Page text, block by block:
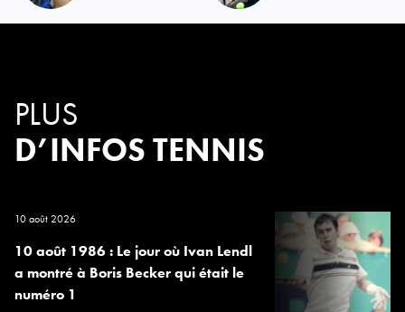
PLUS
D’INFOS TENNIS
10 août 2026
10 août 1986 : Le jour où Ivan Lendl
a montré à Boris Becker qui était le
numéro 1